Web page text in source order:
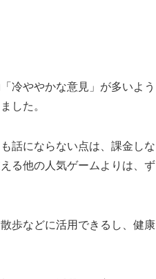
冷ややかな意見」が多いよう
した。
話にならない点は、課金しな
る他の人気ゲームよりは、ず
歩などに活用できるし、健康